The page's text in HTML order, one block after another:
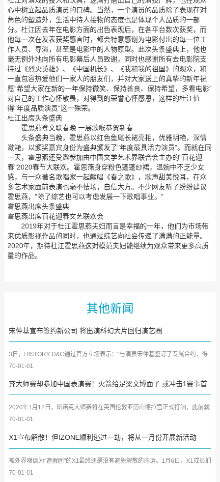
心中树立起品质演员的口碑。当然，一个演员的品质除了表现在对
角色的塑造外，生活中待人接物的态度也是体现个人品质的一部
分。杜江因去年在电影方面的出色表现后，在各平台数次获奖，而
他每一次在发表获奖感言时，都会特意感谢为电影付出的每一位工
作人员、导演，甚至是电影中的人物原型。此次头条盛典上，他也
毫无例外地向所有电影幕后人员致谢，同时也感谢所有去电影院支
持过《烈火英雄》、《中国机长》、《我和我的祖国》的观众，和
一直包容热爱他们一家人的朋友们，并对大家送上的真挚的新年祝
愿“希望大家在新的一年保持微笑、保持善良、保持希望，多看电影”
对自己的工作心怀敬畏，对得到的荣誉心怀感恩，这样的杜江值
得"年度品质演员"这一殊荣。
杜江出席头条盛典
霍思燕登文联春晚 一展歌喉恭贺新春
头条盛典当晚，霍思燕以红色鱼尾长裙亮相，优雅明艳，深情
潋滟，以颁奖嘉宾身份为盛典颁发了"年度最具活力演员"。而就在同
一天，霍思燕还受邀参加由中国文学艺术界联合会主办的"百花迎
春"2020春节大联欢。霍思燕身穿粉色蓬蓬纱裙，温婉中不乏少女
感，与一众著名歌唱家一起献唱《春之歌》，歌声甜美悦耳，在众
多艺术家面前表演也毫不怯场，自信大方。不少网友听了纷纷建议
霍思燕，"除了综艺也可以考虑发展一下歌唱事业。"
霍思燕出席头条盛典
霍思燕出席百花迎春文艺联欢会
2019年对于杜江霍思燕夫妇而言是幸福的一年，他们为市场带
来优质影视作品的同时，也通过综艺向社会传递了满满的正能量。
2020年，期待杜江霍思燕这对模范夫妇能继续为观众带来更多高质
量的作品。
其他新闻
宋仲基宣布签约新公司 将出演科幻大片回归演艺圈
3日，HISTORY D&C通过官方立场表示："与演员宋仲基签订了专属合约，得
以宣告新的出发。"并且补充...
70-01-01
弃大师赛却参加中国表演赛！火箭给足梁文博面子 或冲击1赛事首
冠
2020年1月12日，斯诺克大师赛将在英国伦敦亚历山德拉宫正式打响，此前就
透露自己不会参加本赛季全...
70-01-01
X1宣布解散！但IZONE顺利逃过一劫，将从一月份开展新活动
被外界嘲讽为"造假团"的X1最终还是没有避免解散的命运。1月6日，X1成员们
所属的几家韩国本土的演...
70-01-01